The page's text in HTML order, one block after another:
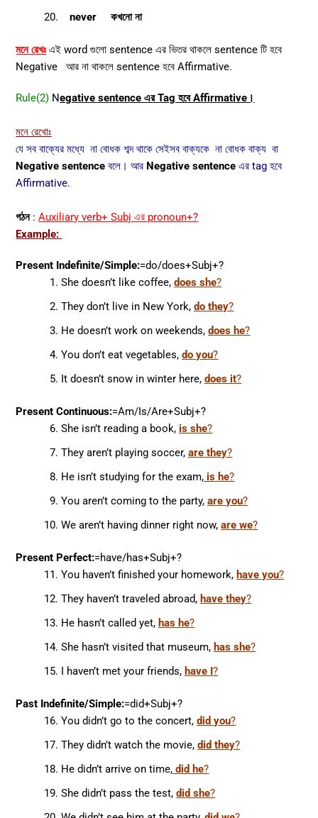
never কখনো না
মনে রেখঃ এই word গুলো sentence এর ভিতর থাকলে sentence টি হবে
Negative আর না থাকলে sentence হবে Affirmative.
Rule(2) Negative sentence এর Tag হবে Affirmative।
মনে রেখোঃ
যে সব বাক্যের মধ্যে না বোধক শব্দ থাকে সেইসব বাক্যকে না বোধক বাক্য বা
Negative sentenceবলে। আর Negative sentenceএর tagহবে
Affirmative.
গঠন: Auxiliary verb+ Subj এর pronoun+?
Example:
Present Indefinite/Simple:=do/does+Subj+?
She doesn’t like coffee,does she?
They don’t live in New York,do they?
He doesn’t work on weekends,does he?
You don’t eat vegetables,do you?
It doesn’t snow in winter here,does it?
Present Continuous:=Am/Is/Are+Subj+?
She isn’t reading a book, is she?
They aren’t playing soccer,are they?
He isn’t studying for the exam, is he?
You aren’t coming to the party,are you?
We aren’t having dinner right now,are we?
Present Perfect:=have/has+Subj+?
You haven’t finished your homework, have you?
They haven’t traveled abroad, have they?
He hasn’t called yet, has he?
She hasn’t visited that museum, has she?
I haven’t met your friends, have I?
Past Indefinite/Simple:=did+Subj+?
You didn’t go to the concert,did you?
They didn’t watch the movie,did they?
He didn’t arrive on time, did he?
She didn’t pass the test,did she?